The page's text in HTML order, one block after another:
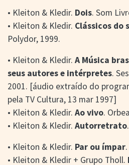
• Kleiton & Kledir. Dois. Som
• Kleiton & Kledir. Clássicos do
Polydor, 1999.
• Kleiton & Kledir. A Música
seus autores e intérpretes.
2001. [áudio extraído do
pela TV Cultura, 13 mar 1997]
• Kleiton & Kledir. Ao vivo.
• Kleiton & Kledir. Autorretrato
• Kleiton & Kledir. Par ou ímpar
• Kleiton & Kledir + Grupo Tholl.